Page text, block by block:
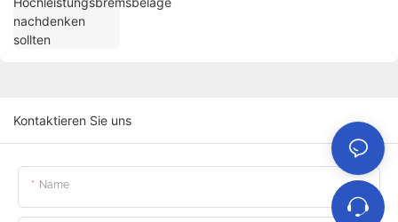
Kontaktieren Sie uns
Name